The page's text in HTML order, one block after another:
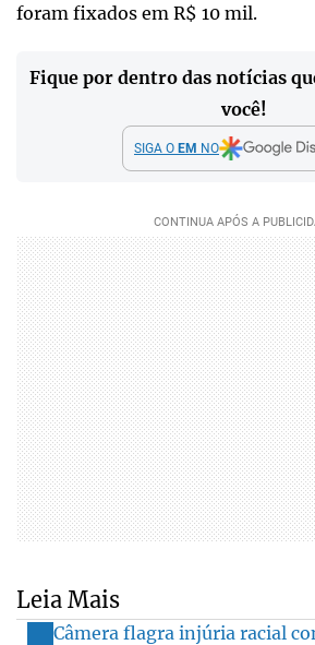
foram fixados em R$ 10 mil.
Fique por dentro das notícias
você!
SIGA O EM NO
Leia Mais
Câmera flagra injúria racial